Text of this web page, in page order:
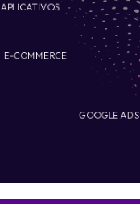
GOOGLE ADS
APLICATIVOS
E-COMMERCE